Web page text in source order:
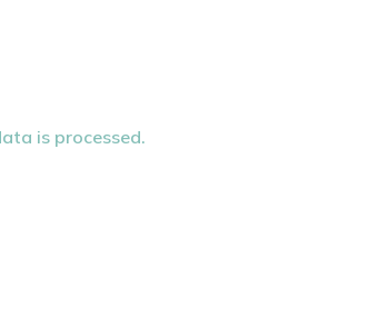
is processed.